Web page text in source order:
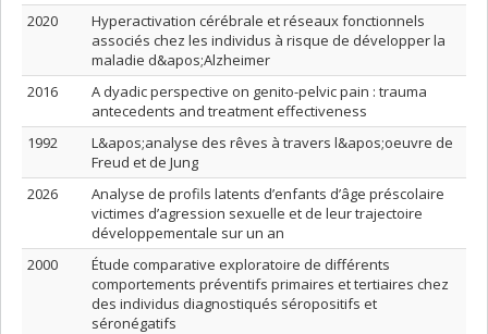
2020
Hyperactivation cérébrale et réseaux fonctionnels
associés chez les individus à risque de développer la
maladie d&apos;Alzheimer
2016
A dyadic perspective on genito-pelvic pain : trauma
antecedents and treatment effectiveness
1992
L&apos;analyse des rêves à travers l&apos;oeuvre de
Freud et de Jung
2026
Analyse de profils latents d’enfants d’âge préscolaire
victimes d’agression sexuelle et de leur trajectoire
développementale sur un an
2000
Étude comparative exploratoire de différents
comportements préventifs primaires et tertiaires chez
des individus diagnostiqués séropositifs et
séronégatifs